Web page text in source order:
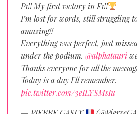
P1!! My first victory in F1!!
I’m lost for words, still struggling
amazing!!
Everything was perfect, just
under the podium. @alphatauri
Thanks everyone for all the
Today is a day I’ll remember.
pic.twitter.com/3eILYSMsIu